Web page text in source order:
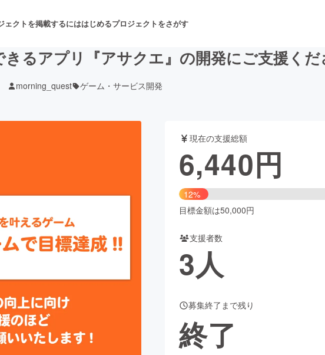
ェクトを掲載するにははじめるプロジェクトをさがす
舞台・パフォーマンス
ビューティー・ヘルスケア
for Social Good
ふるさと納税
るアプリ『アサクエ』の開発にご支援くだ
morning_quest ゲーム・サービス開発
現在の支援総額
6,440円
12%
目標金額は50,000円
支援者数
3人
募集終了まで残り
終了